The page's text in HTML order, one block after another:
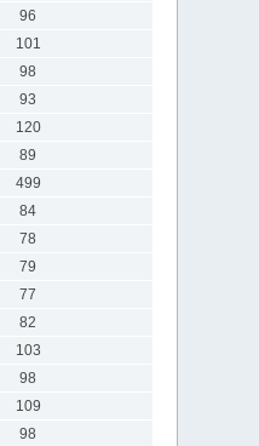
96
101
98
93
120
89
499
84
78
79
77
82
103
98
109
98